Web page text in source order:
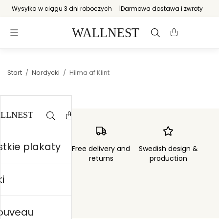
Wysyłka w ciągu 3 dni roboczych Darmowa dostawa i zwroty
Start / Nordycki / Hilma af Klint
Order sent within
Free delivery and
returns
Swedish design &
production
plakaty